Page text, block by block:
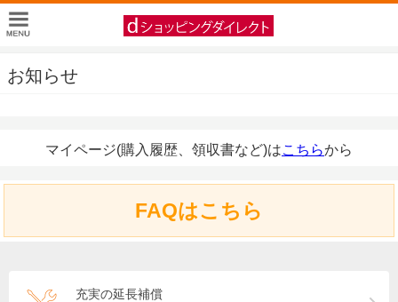
お知らせ
マイページ(購入履歴、領収書など)はこちらから
FAQはこちら
充実の延長補償